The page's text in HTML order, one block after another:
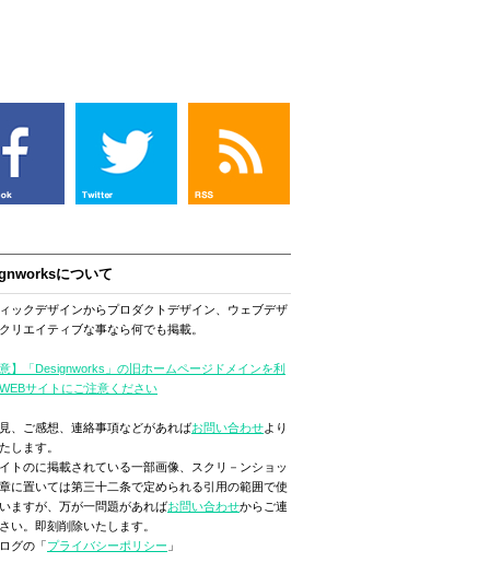
について
ックデザインからプロダクトデザイン、ウェブデザ
リエイティブな事なら何でも掲載。
】「Designworks」の旧ホームページドメインを利
サイトにご注意ください
、ご感想、連絡事項などがあればお問い合わせより
します。
トのに掲載されている一部画像、スクリ－ンショッ
に置いては第三十二条で定められる引用の範囲で使
ますが、万が一問題があればお問い合わせからご連
い。即刻削除いたします。
グの「プライバシーポリシー 」